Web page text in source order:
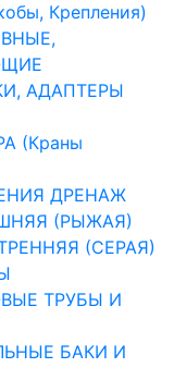
Крепления)
АДАПТЕРЫ
(Краны
ДРЕНАЖ
(РЫЖАЯ)
(СЕРАЯ)
ТРУБЫ И
БАКИ И